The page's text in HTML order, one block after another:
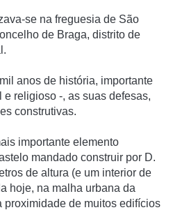
se na freguesia de São
de Braga, distrito de
anos de história, importante
religioso -, as suas defesas,
construtivas.
importante elemento
mandado construir por D.
de altura (e um interior de
hoje, na malha urbana da
proximidade de muitos edifícios